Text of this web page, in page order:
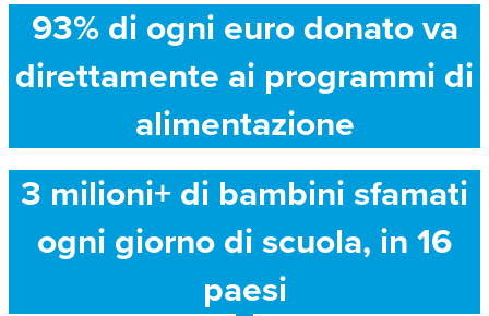
93% di ogni euro donato va
direttamente ai programmi di
alimentazione
3 milioni+ di bambini sfamati
ogni giorno di scuola, in 16
paesi